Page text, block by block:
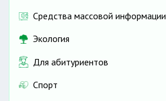
Средства массовой информации
Экология
Для абитуриентов
Спорт